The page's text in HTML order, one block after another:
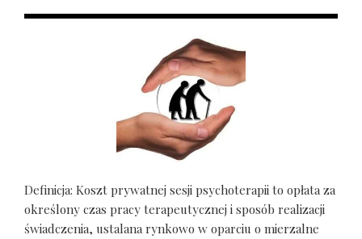
Definicja: Koszt prywatnej sesji psychoterapii to opłata za
określony czas pracy terapeutycznej i sposób realizacji
świadczenia, ustalana rynkowo w oparciu o mierzalne